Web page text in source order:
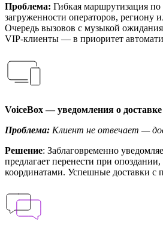
Проблема: Гибкая маршрутизация
загруженности операторов, региону
Очередь вызовов с музыкой
VIP-клиенты — в приоритет
VoiceBox — уведомления о доставке
Проблема: Клиент не отвечает —
Решение: Заблаговременно
предлагает перенести при
координатами. Успешные доставки с